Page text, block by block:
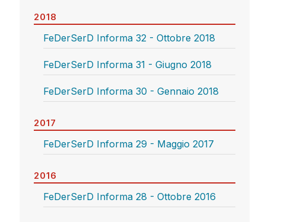
2018
FeDerSerD Informa 32 - Ottobre 2018
FeDerSerD Informa 31 - Giugno 2018
FeDerSerD Informa 30 - Gennaio 2018
2017
FeDerSerD Informa 29 - Maggio 2017
2016
FeDerSerD Informa 28 - Ottobre 2016